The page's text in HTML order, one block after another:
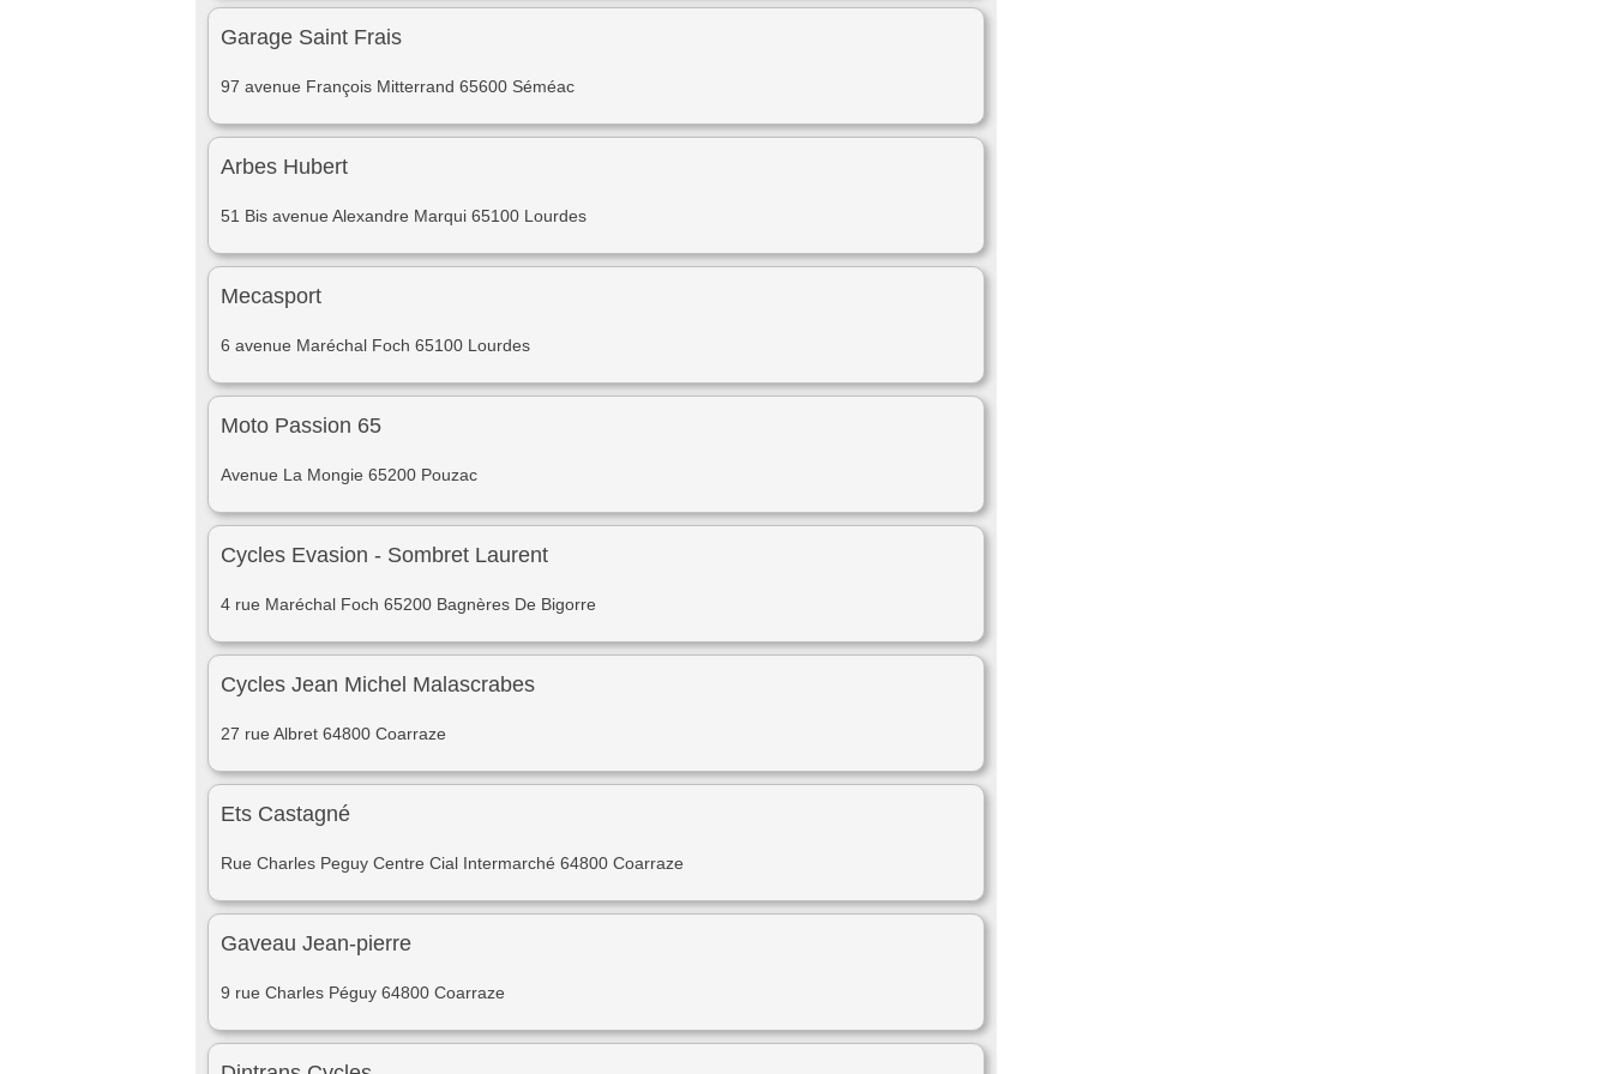
Garage Saint Frais
97 avenue François Mitterrand 65600 Séméac
Arbes Hubert
51 Bis avenue Alexandre Marqui 65100 Lourdes
Mecasport
6 avenue Maréchal Foch 65100 Lourdes
Moto Passion 65
Avenue La Mongie 65200 Pouzac
Cycles Evasion - Sombret Laurent
4 rue Maréchal Foch 65200 Bagnères De Bigorre
Cycles Jean Michel Malascrabes
27 rue Albret 64800 Coarraze
Ets Castagné
Rue Charles Peguy Centre Cial Intermarché 64800 Coarraze
Gaveau Jean-pierre
9 rue Charles Péguy 64800 Coarraze